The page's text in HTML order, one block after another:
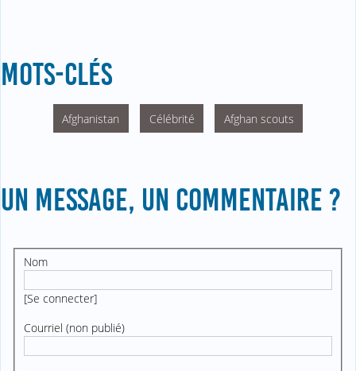
MOTS-CLÉS
Afghanistan Célébrité Afghan scouts
UN MESSAGE, UN COMMENTAIRE ?
Nom
[Se connecter]
Courriel (non publié)